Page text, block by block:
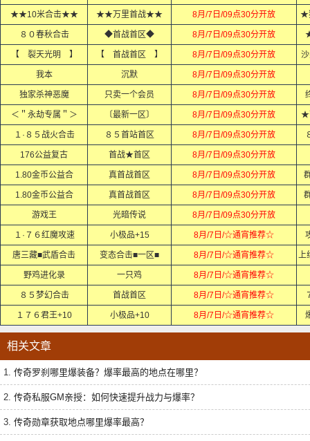
★★10米合击★★ ★★万里首战★★ 8月/7日/09点30分开放 ★
８０春秋合击 ◆首战首区◆ 8月/7日/09点30分开放
【 裂天光明 】 【 首战首区 】 8月/7日/09点30分开放
我本 沉默 8月/7日/09点30分开放
独家杀神恶魔 只卖一个会员 8月/7日/09点30分开放
＜＂永劫专属＂＞ 〔最新一区〕 8月/7日/09点30分开放 ★
１·８５战火合击 ８５首站首区 8月/7日/09点30分开放
176公益复古 首战★首区 8月/7日/09点30分开放
1.80金币公益合 真首战首区 8月/7日/09点30分开放
1.80金币公益合 真首战首区 8月/7日/09点30分开放
游戏王 光暗传说 8月/7日/09点30分开放
１·７６红魔攻速 小极品+15 8月/7日/☆通宵推荐☆
唐三藏■武盾合击 变态合击■一区■ 8月/7日/☆通宵推荐☆ 上
野鸡进化录 一只鸡 8月/7日/☆通宵推荐☆
８５梦幻合击 首战首区 8月/7日/☆通宵推荐☆
１７６君王+10 小极品+10 8月/7日/☆通宵推荐☆
相关文章
1. 传奇罗刹哪里爆装备？爆率最高的地点在哪里？
2. 传奇私服GM亲授：如何快速提升战力与爆率？
3. 传奇勋章获取地点哪里爆率最高？